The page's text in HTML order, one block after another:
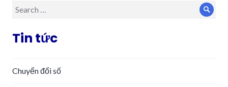
Search
Tin tức
Chuyển đổi số